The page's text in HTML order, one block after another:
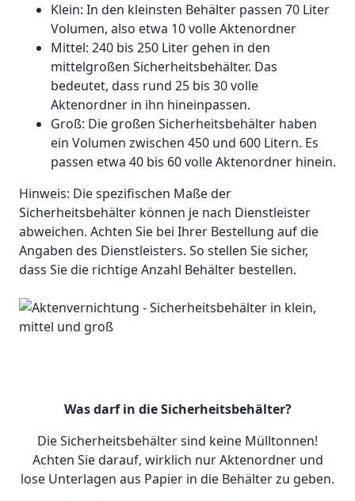
Klein: In den kleinsten Behälter passen 70 Liter
Volumen, also etwa 10 volle Aktenordner
Mittel: 240 bis 250 Liter gehen in den
mittelgroßen Sicherheitsbehälter. Das
bedeutet, dass rund 25 bis 30 volle
Aktenordner in ihn hineinpassen.
Groß: Die großen Sicherheitsbehälter haben
ein Volumen zwischen 450 und 600 Litern. Es
passen etwa 40 bis 60 volle Aktenordner hinein.
Hinweis: Die spezifischen Maße der
Sicherheitsbehälter können je nach Dienstleister
abweichen. Achten Sie bei Ihrer Bestellung auf die
Angaben des Dienstleisters. So stellen Sie sicher,
dass Sie die richtige Anzahl Behälter bestellen.
Was darf in die Sicherheitsbehälter?
Die Sicherheitsbehälter sind keine Mülltonnen!
Achten Sie darauf, wirklich nur Aktenordner und
lose Unterlagen aus Papier in die Behälter zu geben.